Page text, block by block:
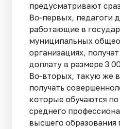
предусматривают
Во‑первых, педагоги
работающие в
муниципальных
организациях,
доплату в размере 3
Во‑вторых, такую же
получать
которые обучаются
среднего
высшего образования